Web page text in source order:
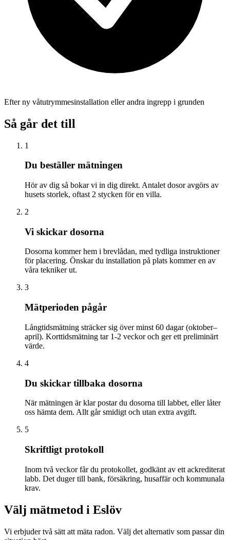
Efter ny våtutrymmesinstallation eller andra ingrepp i grunden
Så går det till
1
Du beställer mätningen
Hör av dig så bokar vi in dig direkt. Antalet dosor avgörs av
husets storlek, oftast 2 stycken för en villa.
2
Vi skickar dosorna
Dosorna kommer hem i brevlådan, med tydliga instruktioner
för placering. Önskar du installation på plats kommer en av
våra tekniker ut.
3
Mätperioden pågår
Långtidsmätning sträcker sig över minst 60 dagar (oktober–
april). Korttidsmätning tar 1-2 veckor och ger ett preliminärt
värde.
4
Du skickar tillbaka dosorna
När mätningen är klar postar du dosorna till labbet, eller låter
oss hämta dem. Allt går smidigt och utan extra avgift.
5
Skriftligt protokoll
Inom två veckor får du protokollet, godkänt av ett ackrediterat
labb. Det duger till bank, försäkring, husaffär och kommunala
krav.
Välj mätmetod i Eslöv
Vi erbjuder två sätt att mäta radon. Välj det alternativ som passar din